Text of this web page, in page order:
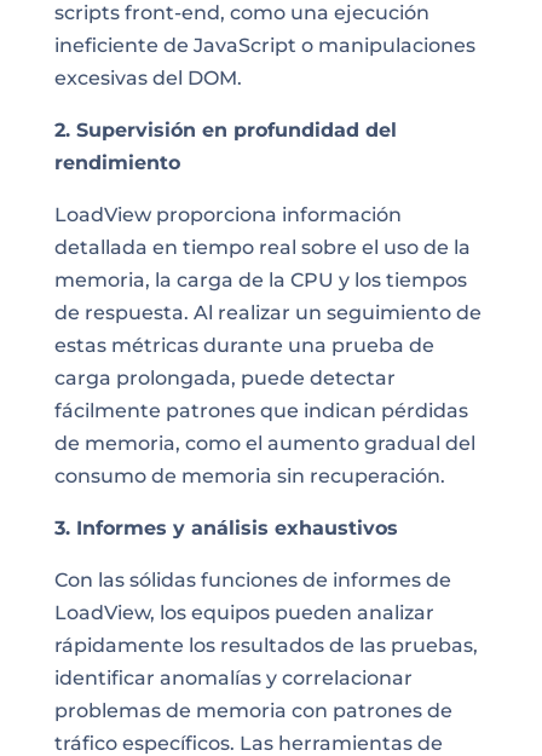
scripts front-end, como una ejecución
ineficiente de JavaScript o manipulaciones
excesivas del DOM.
2. Supervisión en profundidad del
rendimiento
LoadView proporciona información
detallada en tiempo real sobre el uso de la
memoria, la carga de la CPU y los tiempos
de respuesta. Al realizar un seguimiento de
estas métricas durante una prueba de
carga prolongada, puede detectar
fácilmente patrones que indican pérdidas
de memoria, como el aumento gradual del
consumo de memoria sin recuperación.
3. Informes y análisis exhaustivos
Con las sólidas funciones de informes de
LoadView, los equipos pueden analizar
rápidamente los resultados de las pruebas,
identificar anomalías y correlacionar
problemas de memoria con patrones de
tráfico específicos. Las herramientas de